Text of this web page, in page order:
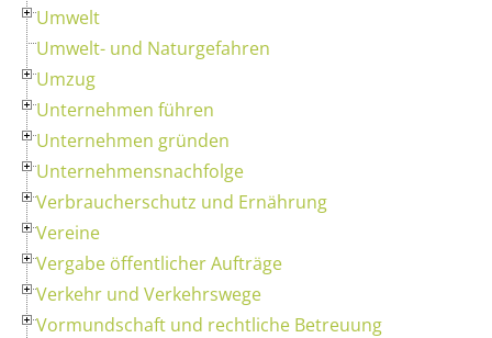
Umwelt
Umwelt- und Naturgefahren
Umzug
Unternehmen führen
Unternehmen gründen
Unternehmensnachfolge
Verbraucherschutz und Ernährung
Vereine
Vergabe öffentlicher Aufträge
Verkehr und Verkehrswege
Vormundschaft und rechtliche Betreuung